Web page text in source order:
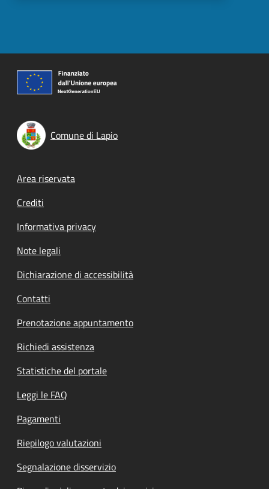
Comune di Lapio
Footer menu
Area riservata
Crediti
Informativa privacy
Note legali
Dichiarazione di accessibilità
Contatti
Prenotazione appuntamento
Richiedi assistenza
Statistiche del portale
Leggi le FAQ
Pagamenti
Riepilogo valutazioni
Segnalazione disservizio